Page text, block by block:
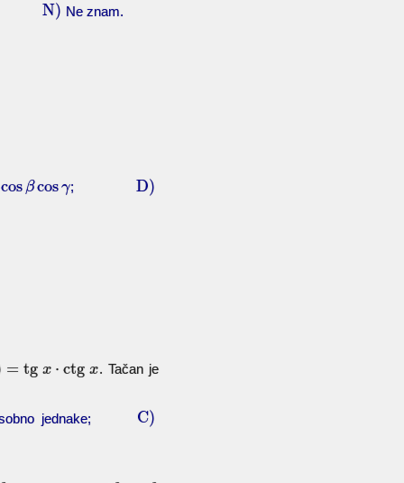
N) Ne znam.
cos βcos γ; D)
= tgx ⋅ ctgx. Tačan je
jednake; C)